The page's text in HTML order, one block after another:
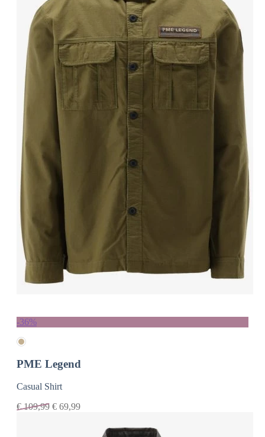
-36%
PME Legend
Casual Shirt
€109,99 € 69,99